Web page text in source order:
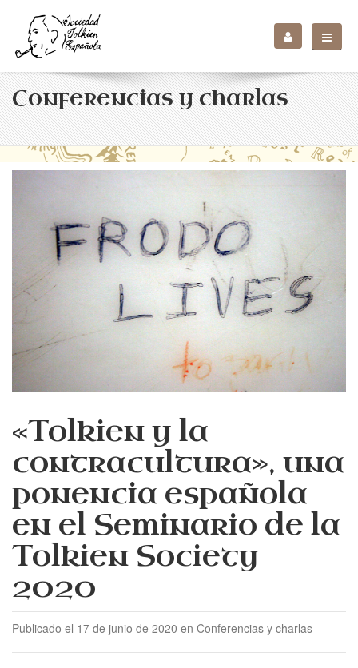
Conferencias y charlas
«Tolkien y la
contracultura», una
ponencia española
en el Seminario de la
Tolkien Society
2020
Publicado el 17 de junio de 2020 en Conferencias y charlas